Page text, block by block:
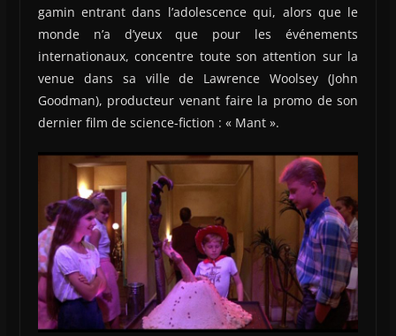
gamin entrant dans l’adolescence qui, alors que le
monde n’a d’yeux que pour les événements
internationaux, concentre toute son attention sur la
venue dans sa ville de Lawrence Woolsey (John
Goodman), producteur venant faire la promo de son
dernier film de science-fiction : « Mant ».